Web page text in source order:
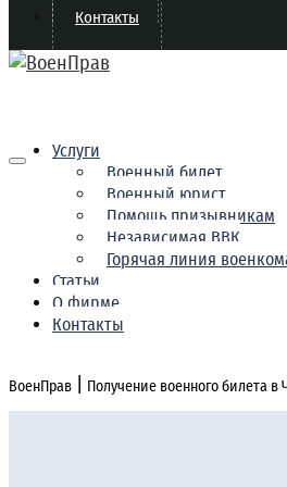
Контакты
Услуги
Военный билет
Военный юрист
Помощь призывникам
Независимая ВВК
Горячая линия
Статьи
О фирме
Контакты
ВоенПрав Получение военного билета в